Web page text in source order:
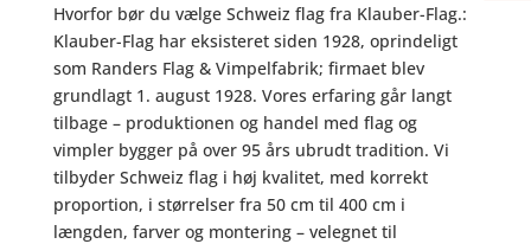
Hvorfor bør du vælge Schweiz flag fra Klauber-Flag.:
Klauber-Flag har eksisteret siden 1928, oprindeligt
som Randers Flag & Vimpelfabrik; firmaet blev
grundlagt 1. august 1928. Vores erfaring går langt
tilbage – produktionen og handel med flag og
vimpler bygger på over 95 års ubrudt tradition. Vi
tilbyder Schweiz flag i høj kvalitet, med korrekt
proportion, i størrelser fra 50 cm til 400 cm i
længden, farver og montering – velegnet til